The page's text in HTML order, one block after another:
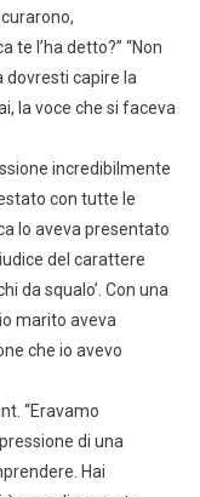
te l’ha detto?” “Non
dovresti capire la
la voce che si faceva
incredibilmente
con tutte le
lo aveva presentato
del carattere
da squalo’. Con una
marito aveva
che io avevo
“Eravamo
di una
Hai